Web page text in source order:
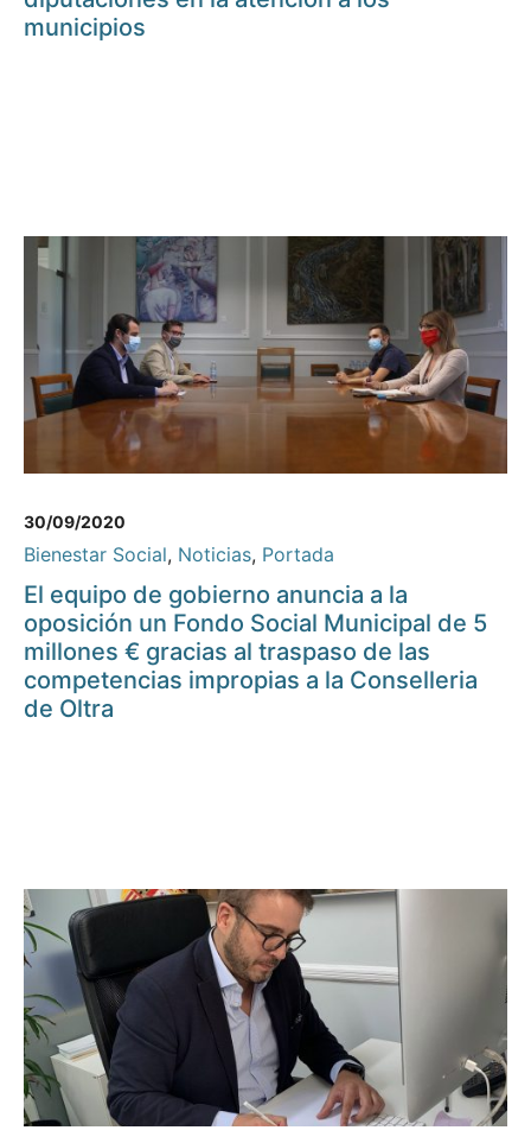
municipios
30/09/2020
Bienestar Social, Noticias, Portada
El equipo de gobierno anuncia a la
oposición un Fondo Social Municipal de 5
millones € gracias al traspaso de las
competencias impropias a la Conselleria
de Oltra